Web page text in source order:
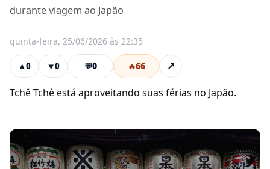
durante viagem ao Japão
quinta-feira, 25/06/2026 às 22:35
▲0 ▼0 💬0 🔥66 ↗
Tchê Tchê está aproveitando suas férias no Japão.